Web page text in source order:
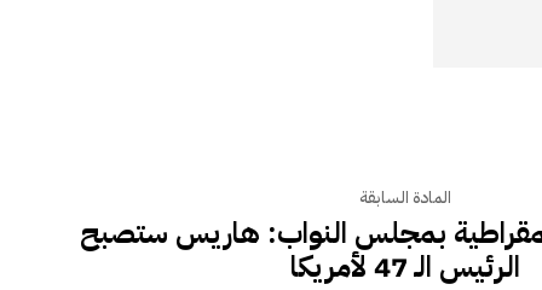
المادة السابقة
بمجلس النواب: هاريس ستصبح
الرئيس الـ 47 لأمريكا